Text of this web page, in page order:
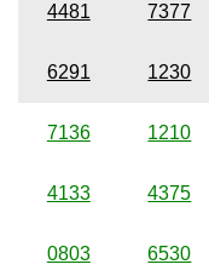
4481 7377
6291 1230
7136 1210
4133 4375
0803 6530